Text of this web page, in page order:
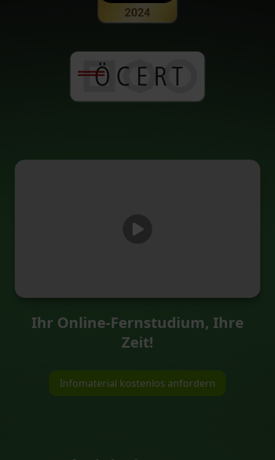
Ihr Online-Fernstudium, Ihre
Zeit!
Infomaterial kostenlos anfordern